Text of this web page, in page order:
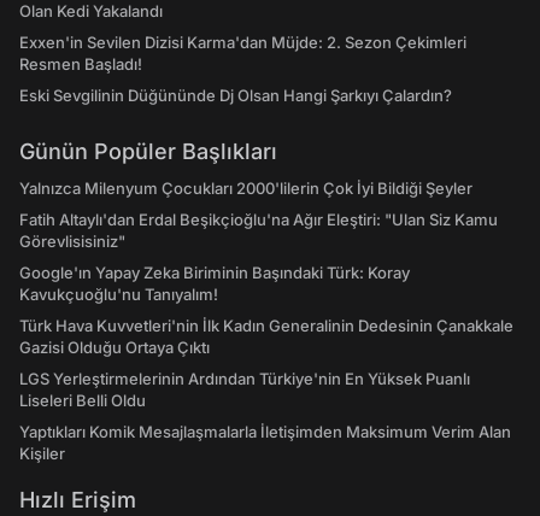
Olan Kedi Yakalandı
Exxen'in Sevilen Dizisi Karma'dan Müjde: 2. Sezon Çekimleri
Resmen Başladı!
Eski Sevgilinin Düğününde Dj Olsan Hangi Şarkıyı Çalardın?
Günün Popüler Başlıkları
Yalnızca Milenyum Çocukları 2000'lilerin Çok İyi Bildiği Şeyler
Fatih Altaylı'dan Erdal Beşikçioğlu'na Ağır Eleştiri: "Ulan Siz Kamu
Görevlisisiniz"
Google'ın Yapay Zeka Biriminin Başındaki Türk: Koray
Kavukçuoğlu'nu Tanıyalım!
Türk Hava Kuvvetleri'nin İlk Kadın Generalinin Dedesinin Çanakkale
Gazisi Olduğu Ortaya Çıktı
LGS Yerleştirmelerinin Ardından Türkiye'nin En Yüksek Puanlı
Liseleri Belli Oldu
Yaptıkları Komik Mesajlaşmalarla İletişimden Maksimum Verim Alan
Kişiler
Hızlı Erişim